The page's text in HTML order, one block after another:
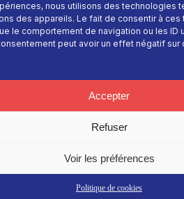
nous utilisons des technologies
des appareils. Le fait de consentir à
le comportement de navigation ou les ID
peut avoir un effet négatif
Accepter
Refuser
Voir les préférences
Politique de cookies